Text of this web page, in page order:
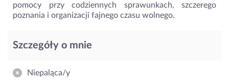
pomocy przy codziennych sprawunkach, szczerego
poznania i organizacji fajnego czasu wolnego.
Szczegóły o mnie
Niepaląca/y